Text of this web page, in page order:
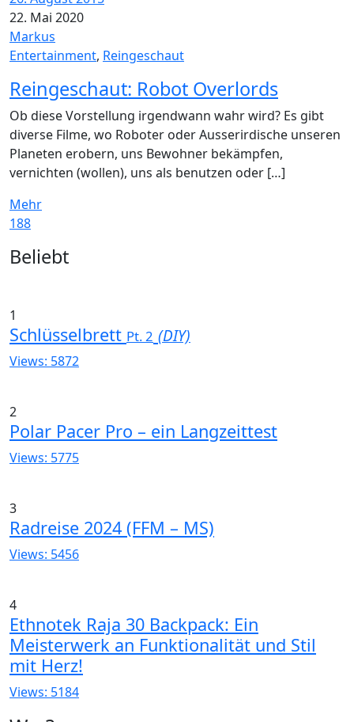
22. Mai 2020
Markus
Entertainment, Reingeschaut
Reingeschaut: Robot Overlords
Ob diese Vorstellung irgendwann wahr wird? Es gibt
diverse Filme, wo Roboter oder Ausserirdische unseren
Planeten erobern, uns Bewohner bekämpfen,
vernichten (wollen), uns als benutzen oder […]
Mehr
188
Widgets
Beliebt
1
Schlüsselbrett Pt. 2 (DIY)
Views: 5872
2
Polar Pacer Pro – ein Langzeittest
Views: 5775
3
Radreise 2024 (FFM – MS)
Views: 5456
4
Ethnotek Raja 30 Backpack: Ein
Meisterwerk an Funktionalität und Stil
mit Herz!
Views: 5184